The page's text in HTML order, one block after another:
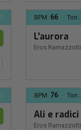
BPM: 66 Ton.:
L'aurora
Eros Ramazzotti
BPM: 76 Ton.:
Ali e radici
Eros Ramazzotti